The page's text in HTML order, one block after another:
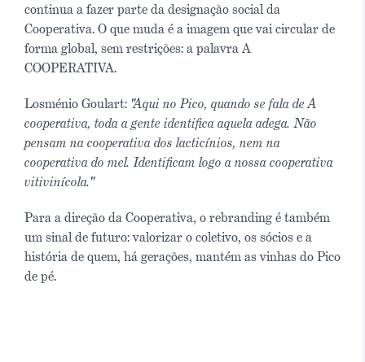
continua a fazer parte da designação social da
Cooperativa. O que muda é a imagem que vai circular de
forma global, sem restrições: a palavra A
COOPERATIVA.
Losménio Goulart: "Aqui no Pico, quando se fala de A
cooperativa, toda a gente identifica aquela adega. Não
pensam na cooperativa dos lacticínios, nem na
cooperativa do mel. Identificam logo a nossa cooperativa
vitivinícola."
Para a direção da Cooperativa, o rebranding é também
um sinal de futuro: valorizar o coletivo, os sócios e a
história de quem, há gerações, mantém as vinhas do Pico
de pé.